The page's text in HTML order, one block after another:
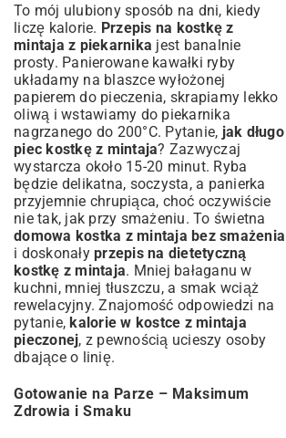
To mój ulubiony sposób na dni, kiedy
liczę kalorie. Przepis na kostkę z
mintaja z piekarnika jest banalnie
prosty. Panierowane kawałki ryby
układamy na blaszce wyłożonej
papierem do pieczenia, skrapiamy lekko
oliwą i wstawiamy do piekarnika
nagrzanego do 200°C. Pytanie, jak długo
piec kostkę z mintaja? Zazwyczaj
wystarcza około 15-20 minut. Ryba
będzie delikatna, soczysta, a panierka
przyjemnie chrupiąca, choć oczywiście
nie tak, jak przy smażeniu. To świetna
domowa kostka z mintaja bez smażenia
i doskonały przepis na dietetyczną
kostkę z mintaja. Mniej bałaganu w
kuchni, mniej tłuszczu, a smak wciąż
rewelacyjny. Znajomość odpowiedzi na
pytanie,kalorie w kostce z mintaja
pieczonej, z pewnością ucieszy osoby
dbające o linię.
Gotowanie na Parze – Maksimum
Zdrowia i Smaku